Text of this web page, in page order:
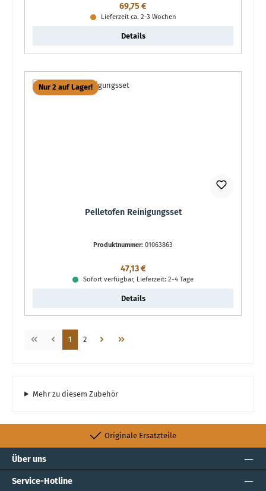
Regulärer Preis:
69,75 €
Lieferzeit ca. 2-3 Wochen
Details
Nur 2 auf Lager!
Pelletofen Reinigungsset
Produktnummer: 01063863
Regulärer Preis:
47,13 €
Sofort verfügbar, Lieferzeit: 2-4 Tage
Details
Seite
1 Seite
2
Mehr zu diesem Zubehör
Originale Ersatzteile
Über uns
Service-Hotline